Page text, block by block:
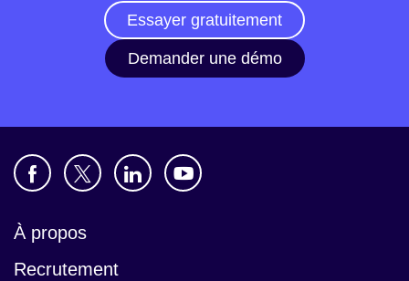
Essayer gratuitement
Demander une démo
À propos
Recrutement